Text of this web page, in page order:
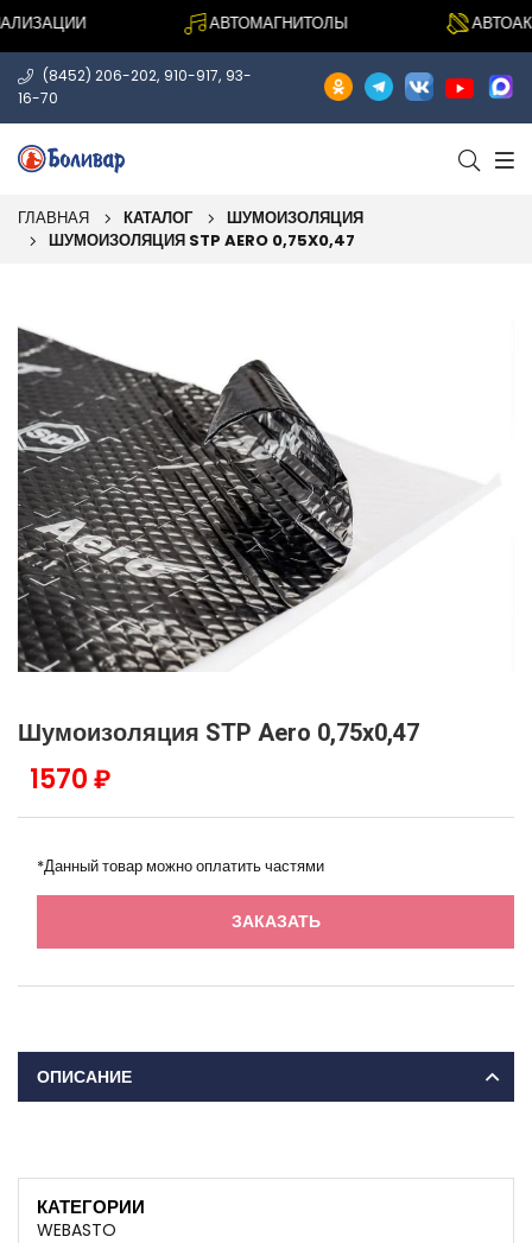
АВТОМАГНИТОЛЫ
(8452) 206-202, 910-917, 93-
16-70
ГЛАВНАЯ КАТАЛОГ
ШУМОИЗОЛЯЦИЯ
ШУМОИЗОЛЯЦИЯ STP AERO 0,75X0,47
Шумоизоляция STP Aero 0,75x0,47
1570 ₽
*Данный товар можно оплатить частями
ЗАКАЗАТЬ
ОПИСАНИЕ
КАТЕГОРИИ
WEBASTO